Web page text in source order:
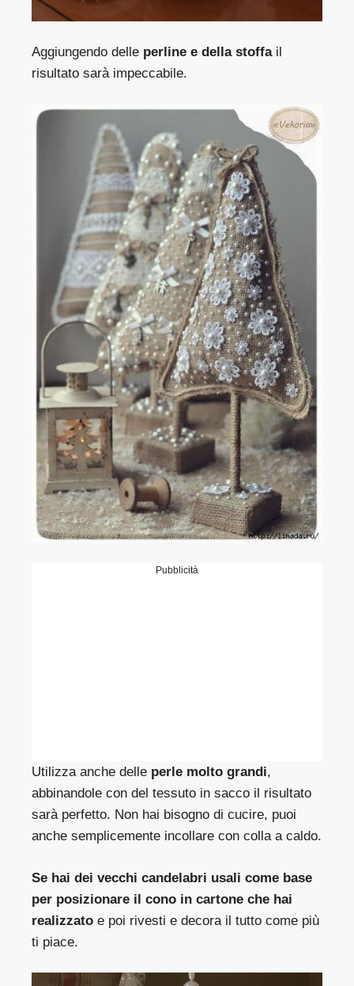
Aggiungendo delle perline e della stoffail
risultato sarà impeccabile.
Pubblicità
Utilizza anche delle perle molto grandi,
abbinandole con del tessuto in sacco il risultato
sarà perfetto. Non hai bisogno di cucire, puoi
anche semplicemente incollare con colla a caldo.
Se hai dei vecchi candelabri usali come base
per posizionare il cono in cartone che hai
realizzato e poi rivesti e decora il tutto come più
ti piace.